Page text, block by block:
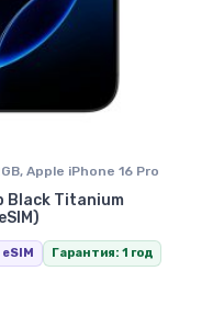
, Apple iPhone 16 Pro
, iPhone 16 Pro Max
Black Titanium
Гарантия: 1 год